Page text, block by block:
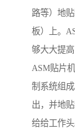
路等）地
板）上。
够大大提
ASM贴片
制系统组
出，并地
给给工作